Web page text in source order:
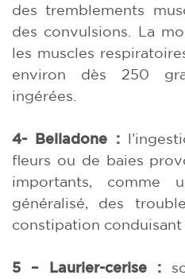
des tremblements
des convulsions. La
les muscles
environ dès 250
ingérées.
4- Belladone :
fleurs ou de baies
importants, comme
généralisé, des
constipation conduisant
5 – Laurier-cerise :